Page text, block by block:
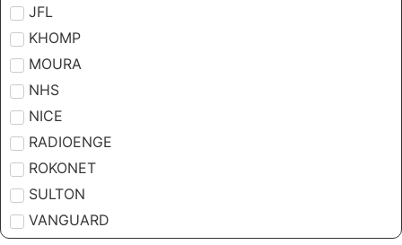
JFL
KHOMP
MOURA
NHS
NICE
RADIOENGE
ROKONET
SULTON
VANGUARD